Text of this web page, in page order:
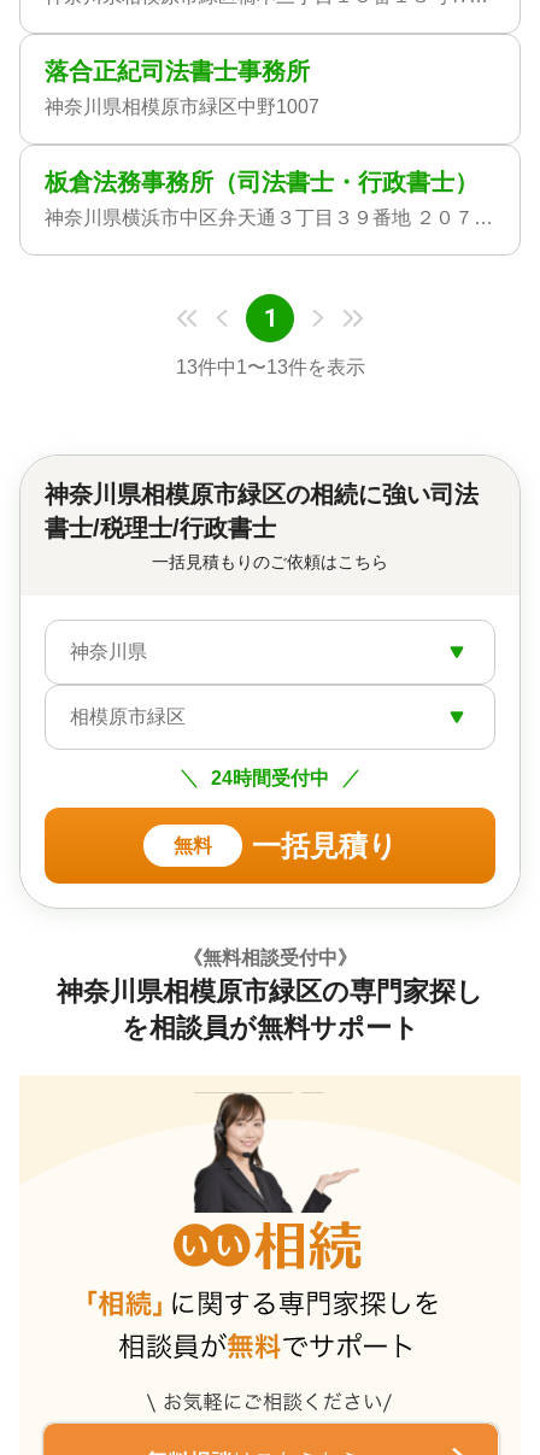
落合正紀司法書士事務所
神奈川県相模原市緑区中野1007
板倉法務事務所（司法書士・行政書士）
神奈川県横浜市中区弁天通３丁目３９番地 ２０７号室
1
13件中1〜13件を表示
神奈川県相模原市緑区の相続に強い司法
書士/税理士/行政書士
一括見積もりのご依頼はこちら
神奈川県
相模原市緑区
24時間受付中
無料 一括見積り
《無料相談受付中》
神奈川県相模原市緑区の専門家探し
を相談員が無料サポート